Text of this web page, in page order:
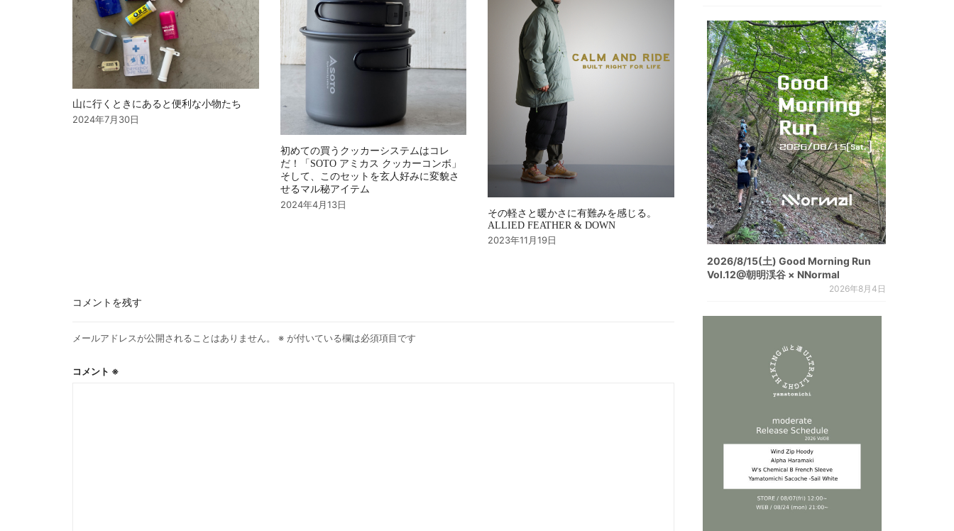
ン
山に行くときにあると便利な小物たち
2024年7月30日
初めての買うクッカーシステムはコレ
だ！「SOTO アミカス クッカーコンボ」
そして、このセットを玄人好みに変貌さ
せるマル秘アイテム
2024年4月13日
その軽さと暖かさに有難みを感じる。
ALLIED FEATHER & DOWN
2023年11月19日
コメントを残す
メールアドレスが公開されることはありません。 ※ が付いている欄は必須項目です
コメント ※
2026/8/15(土) Good Morning Run
Vol.12@朝明渓谷 × NNormal
2026年8月4日